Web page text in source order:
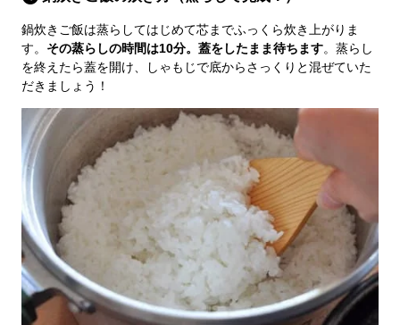
鍋炊きご飯は蒸らしてはじめて芯までふっくら炊き上がりま
す。 その蒸らしの時間は10分。蓋をしたまま待ちます。蒸らし
を終えたら蓋を開け、しゃもじで底からさっくりと混ぜていた
だきましょう！